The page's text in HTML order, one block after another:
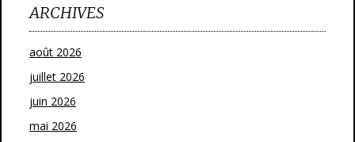
ARCHIVES
août 2026
juillet 2026
juin 2026
mai 2026